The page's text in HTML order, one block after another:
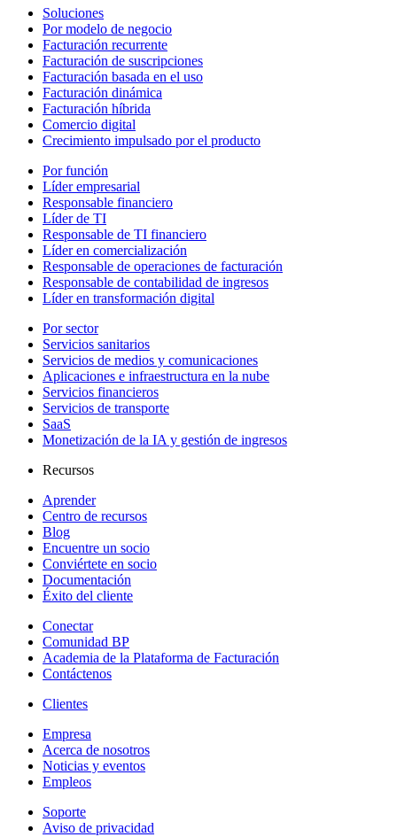
Soluciones
Por modelo de negocio
Facturación recurrente
Facturación de suscripciones
Facturación basada en el uso
Facturación dinámica
Facturación híbrida
Comercio digital
Crecimiento impulsado por el producto
Por función
Líder empresarial
Responsable financiero
Líder de TI
Responsable de TI financiero
Líder en comercialización
Responsable de operaciones de facturación
Responsable de contabilidad de ingresos
Líder en transformación digital
Por sector
Servicios sanitarios
Servicios de medios y comunicaciones
Aplicaciones e infraestructura en la nube
Servicios financieros
Servicios de transporte
SaaS
Monetización de la IA y gestión de ingresos
Recursos
Aprender
Centro de recursos
Blog
Encuentre un socio
Conviértete en socio
Documentación
Éxito del cliente
Conectar
Comunidad BP
Academia de la Plataforma de Facturación
Contáctenos
Clientes
Empresa
Acerca de nosotros
Noticias y eventos
Empleos
Soporte
Aviso de privacidad